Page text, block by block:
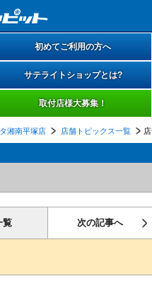
初めてご利用の方へ
サテライトショップとは?
取付店様大募集！
湘南平塚店 店舗トピックス一覧
覧 次の記事へ